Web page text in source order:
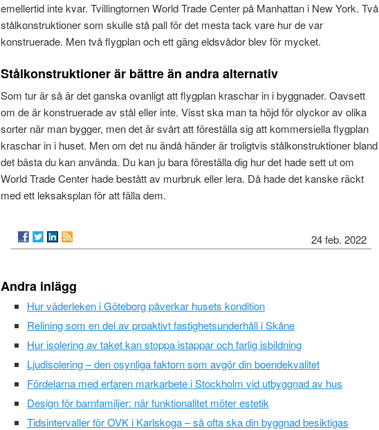
emellertid inte kvar. Tvillingtornen World Trade Center på Manhattan i New York. Två
stålkonstruktioner som skulle stå pall för det mesta tack vare hur de var
konstruerade. Men två flygplan och ett gäng eldsvådor blev för mycket.
Stålkonstruktioner är bättre än andra alternativ
Som tur är så är det ganska ovanligt att flygplan kraschar in i byggnader. Oavsett
om de är konstruerade av stål eller inte. Visst ska man ta höjd för olyckor av olika
sorter när man bygger, men det är svårt att föreställa sig att kommersiella flygplan
kraschar in i huset. Men om det nu ändå händer är troligtvis stålkonstruktioner bland
det bästa du kan använda. Du kan ju bara föreställa dig hur det hade sett ut om
World Trade Center hade bestått av murbruk eller lera. Då hade det kanske räckt
med ett leksaksplan för att fälla dem.
24 feb. 2022
Andra inlägg
Hur väderleken i Göteborg påverkar husets kondition
Relining som en del av proaktivt fastighetsunderhåll i Skåne
Hur isolering av taket kan stoppa istappar och farlig isbildning
Ljudisolering – den osynliga faktorn som avgör din boendekvalitet
Fördelarna med erfaren markarbete i Stockholm vid utbyggnad av hus
Design för barnfamiljer: när funktionalitet möter estetik
Tidsintervaller för OVK i Karlskoga – så ofta ska din byggnad besiktigas